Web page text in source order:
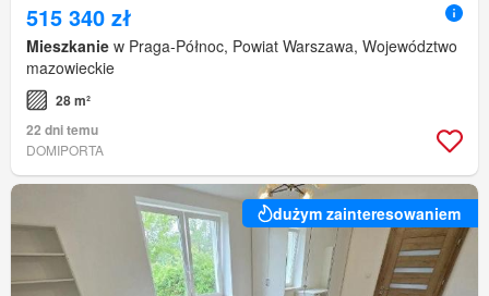
515 340 zł
Mieszkanie w Praga-Północ, Powiat Warszawa, Województwo
mazowieckie
28 m²
22 dni temu
DOMIPORTA
dużym zainteresowaniem